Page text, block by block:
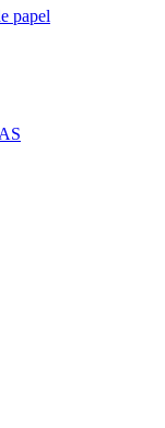
papel